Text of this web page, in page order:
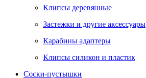
Клипсы деревянные
Застежки и другие аксессуары
Карабины адаптеры
Клипсы силикон и пластик
Соски-пустышки